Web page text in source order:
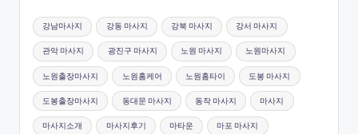
강남마사지 강동 마사지 강북 마사지 강서 마사지
관악 마사지 광진구 마사지 노원 마사지 노원마사지
노원출장마사지 노원홈케어 노원홈타이 도봉 마사지
도봉출장마사지 동대문 마사지 동작 마사지 마사지
마사지소개 마사지후기 마타운 마포 마사지